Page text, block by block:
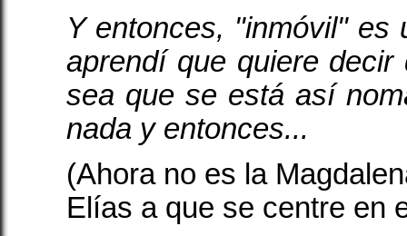
Y entonces, "inmóvil" es
aprendí que quiere
sea que se está así
nada y entonces...
(Ahora no es la
Elías a que se centre en